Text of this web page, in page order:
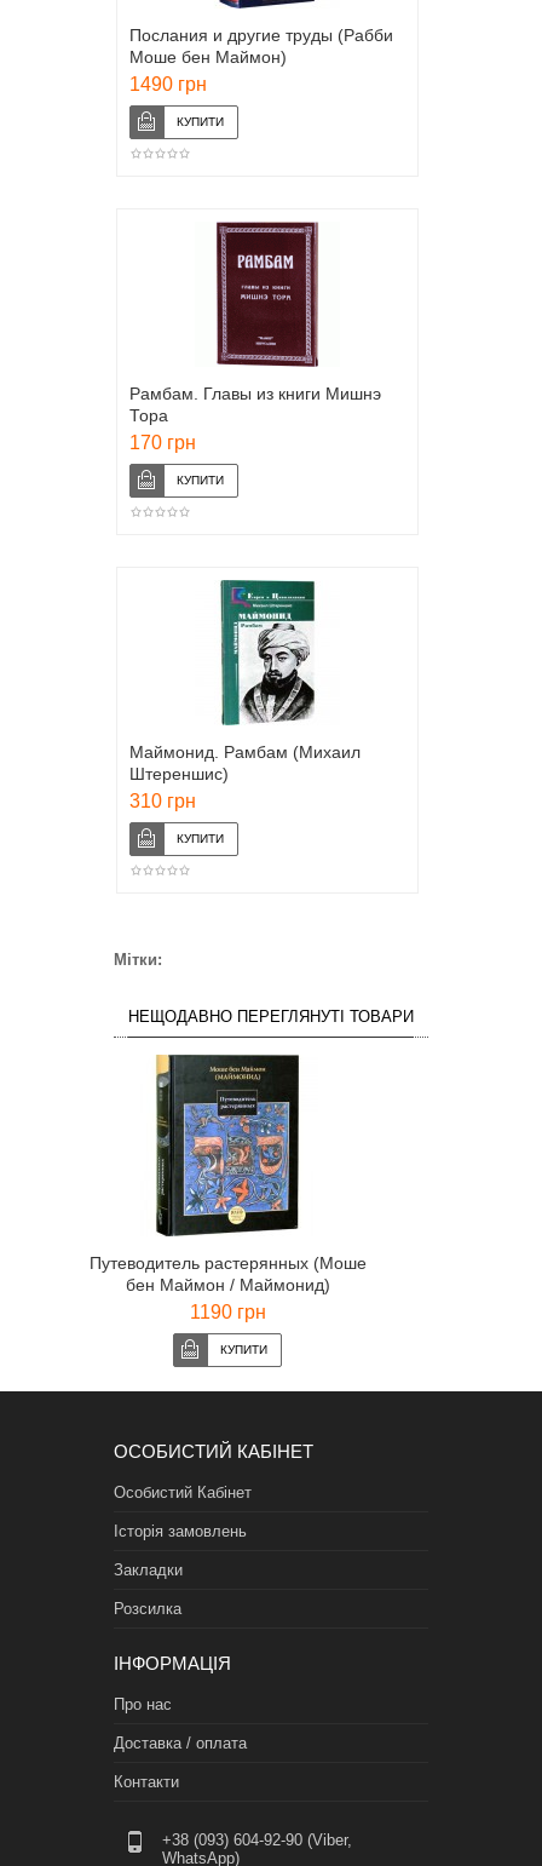
Послания и другие труды (Рабби
Моше бен Маймон)
1490 грн
Рамбам. Главы из книги Мишнэ
Тора
170 грн
Маймонид. Рамбам (Михаил
Штереншис)
310 грн
Мітки:
НЕЩОДАВНО ПЕРЕГЛЯНУТІ ТОВАРИ
Путеводитель растерянных (Моше
бен Маймон / Маймонид)
1190 грн
ОСОБИСТИЙ КАБІНЕТ
Особистий Кабінет
Історія замовлень
Закладки
Розсилка
ІНФОРМАЦІЯ
Про нас
Доставка / оплата
Контакти
+38 (093) 604-92-90 (Viber,
WhatsApp)